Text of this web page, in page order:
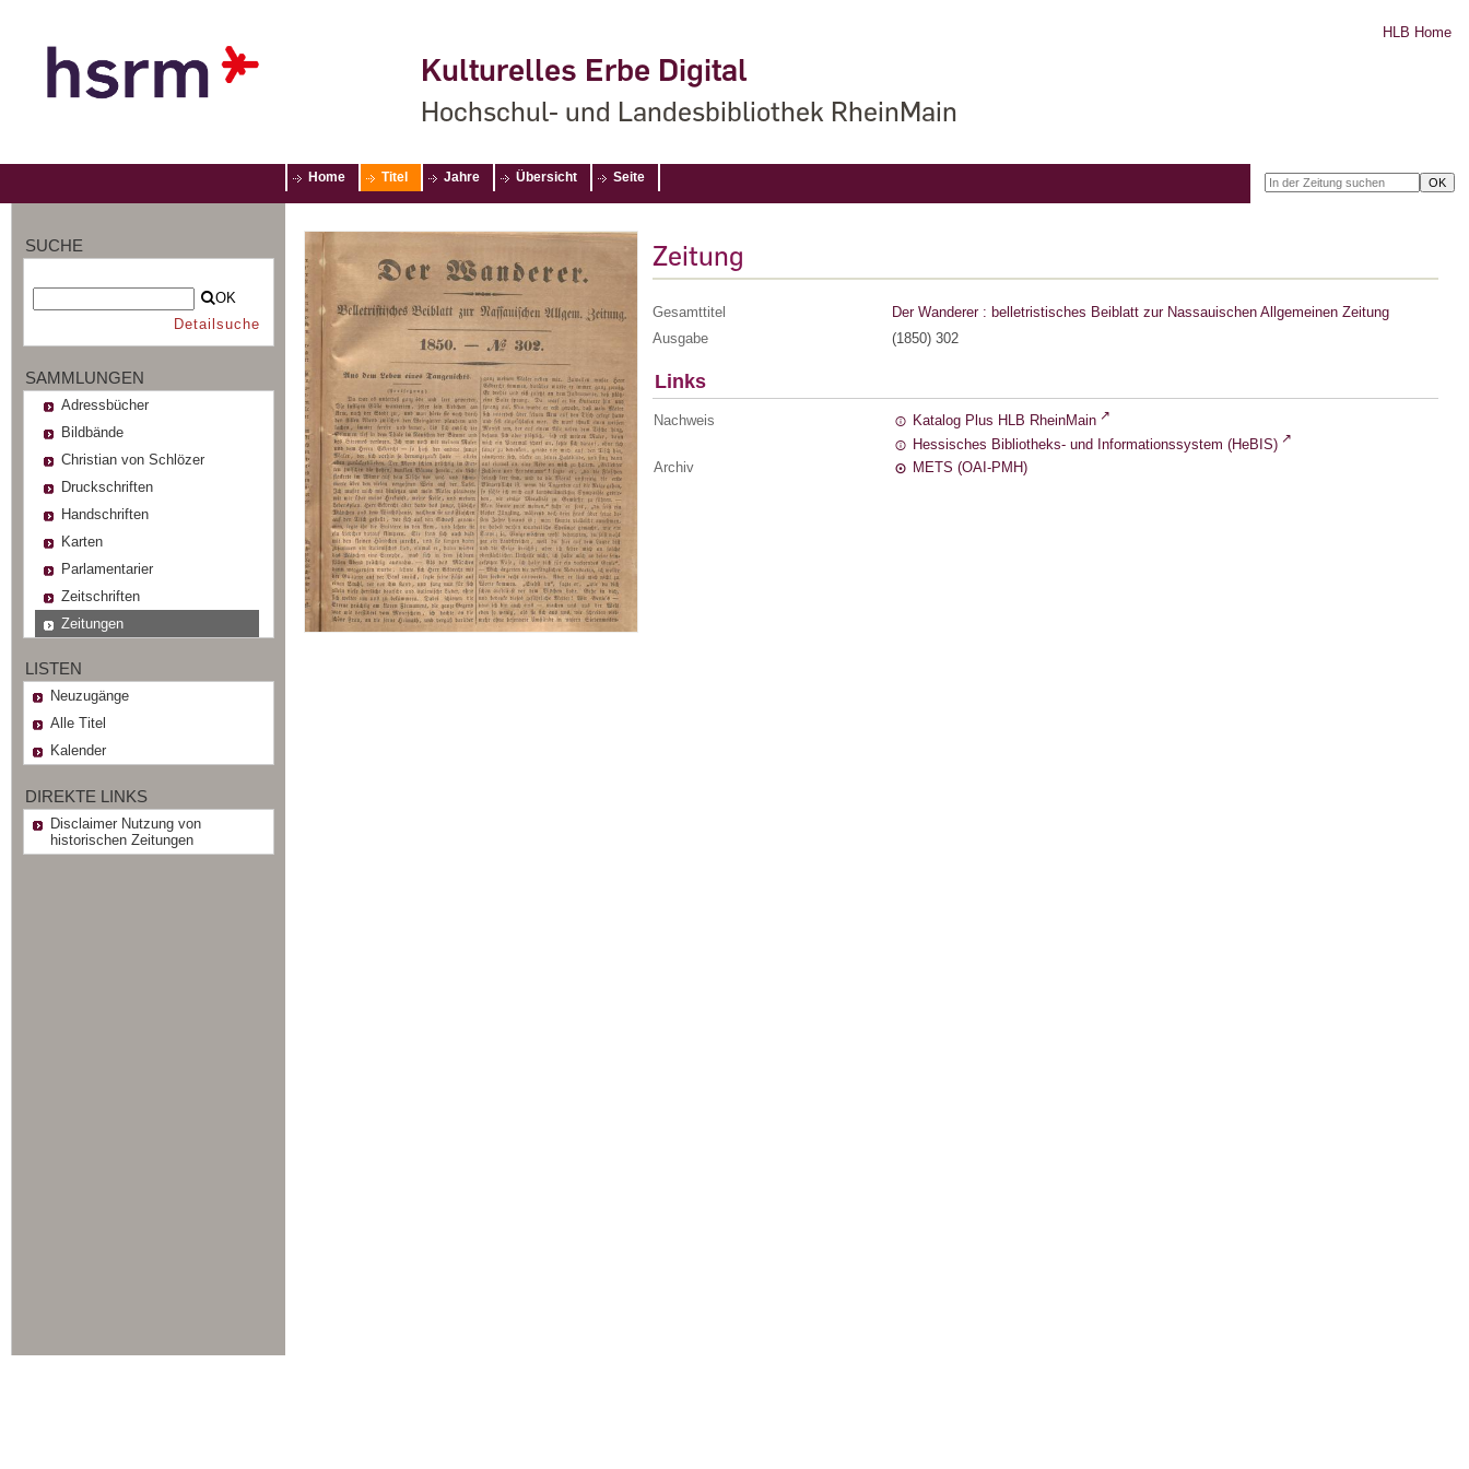
Kulturelles Erbe Digital
Hochschul- und Landesbibliothek RheinMain
HLB Home
Home Titel Jahre Übersicht Seite
SUCHE
OK
Detailsuche
SAMMLUNGEN
Adressbücher
Bildbände
Christian von Schlözer
Druckschriften
Handschriften
Karten
Parlamentarier
Zeitschriften
Zeitungen
LISTEN
Neuzugänge
Alle Titel
Kalender
DIREKTE LINKS
Disclaimer Nutzung von
historischen Zeitungen
Zeitung
Gesamttitel
Der Wanderer : belletristisches Beiblatt zur Nassauischen Allgemeinen Zeitung
Ausgabe
(1850) 302
Links
Nachweis
Katalog Plus HLB RheinMain
Hessisches Bibliotheks- und Informationssystem (HeBIS)
Archiv
METS (OAI-PMH)